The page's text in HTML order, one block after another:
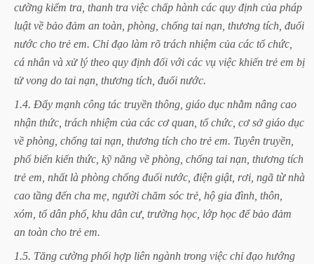
cường kiểm tra, thanh tra việc chấp hành các quy định của pháp
luật về bảo đảm an toàn, phòng, chống tai nạn, thương tích, đuối
nước cho trẻ em. Chỉ đạo làm rõ trách nhiệm của các tổ chức,
cá nhân và xử lý theo quy định đối với các vụ việc khiến trẻ em bị
tử vong do tai nạn, thương tích, đuối nước.
1.4. Đẩy mạnh công tác truyền thông, giáo dục nhằm nâng cao
nhận thức, trách nhiệm của các cơ quan, tổ chức, cơ sở giáo dục
về phòng, chống tai nạn, thương tích cho trẻ em. Tuyên truyền,
phổ biến kiến thức, kỹ năng về phòng, chống tai nạn, thương tích
trẻ em, nhất là phòng chống đuối nước, điện giật, rơi, ngã từ nhà
cao tầng đến cha mẹ, người chăm sóc trẻ, hộ gia đình, thôn,
xóm, tổ dân phố, khu dân cư, trường học, lớp học để bảo đảm
an toàn cho trẻ em.
1.5. Tăng cường phối hợp liên ngành trong việc chỉ đạo hướng